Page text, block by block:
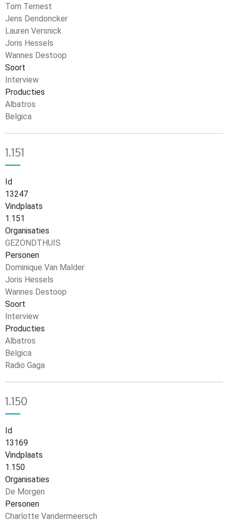
Tom Ternest
Jens Dendoncker
Lauren Versnick
Joris Hessels
Wannes Destoop
Soort
Interview
Producties
Albatros
Belgica
1.151
Id
13247
Vindplaats
1.151
Organisaties
GEZONDTHUIS
Personen
Dominique Van Malder
Joris Hessels
Wannes Destoop
Soort
Interview
Producties
Albatros
Belgica
Radio Gaga
1.150
Id
13169
Vindplaats
1.150
Organisaties
De Morgen
Personen
Charlotte Vandermeersch